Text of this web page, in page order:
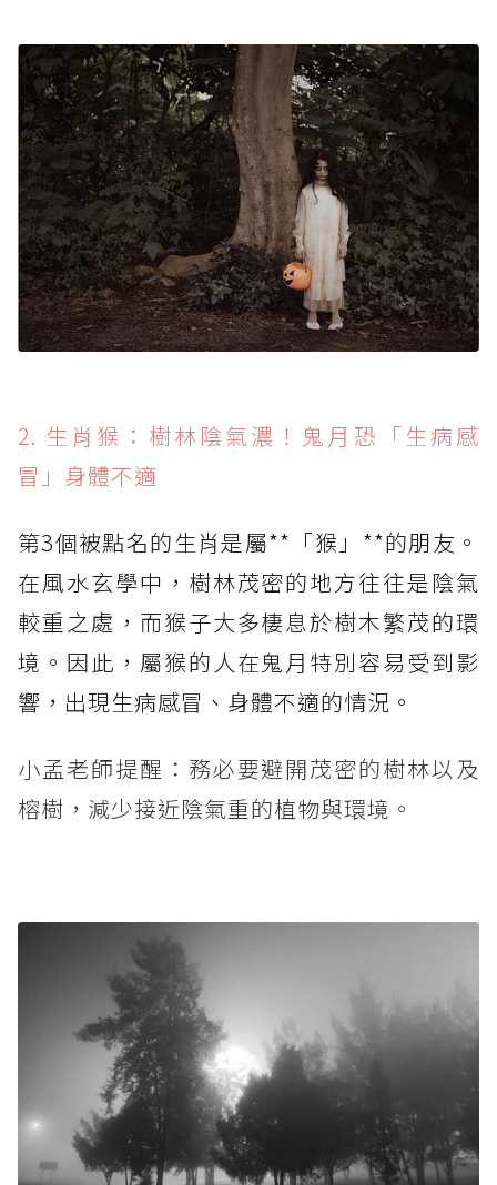
2. 生肖猴：樹林陰氣濃！鬼月恐「生病感
冒」身體不適
第3個被點名的生肖是屬**「猴」**的朋友。
在風水玄學中，樹林茂密的地方往往是陰氣
較重之處，而猴子大多棲息於樹木繁茂的環
境。因此，屬猴的人在鬼月特別容易受到影
響，出現生病感冒、身體不適的情況。
小孟老師提醒：務必要避開茂密的樹林以及
榕樹，減少接近陰氣重的植物與環境。